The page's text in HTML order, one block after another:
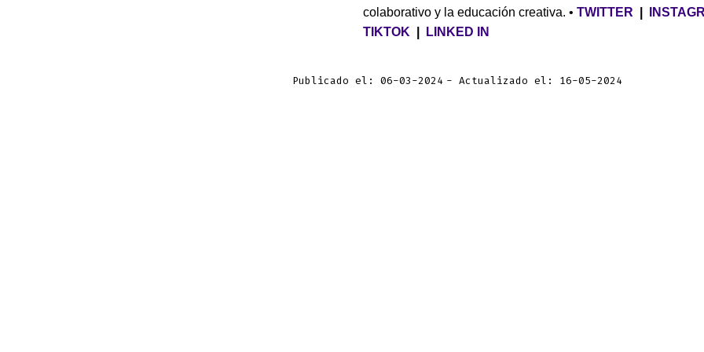
colaborativo y la educación creativa. • TWITTER
TIKTOK
LINKED IN
Publicado el: 06-03-2024 Actualizado el: 16-05-2024